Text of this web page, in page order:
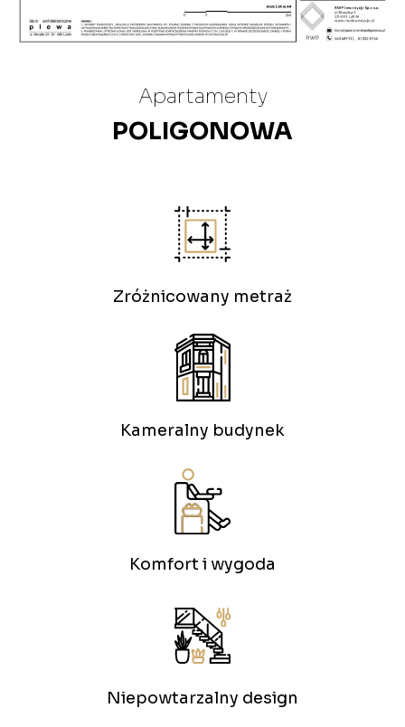
Apartamenty
POLIGONOWA
Zróżnicowany metraż
Kameralny budynek
Komfort i wygoda
Niepowtarzalny design